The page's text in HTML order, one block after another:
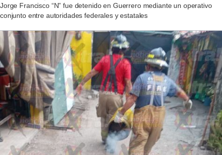
Jorge Francisco “N” fue detenido en Guerrero mediante un operativo
conjunto entre autoridades federales y estatales